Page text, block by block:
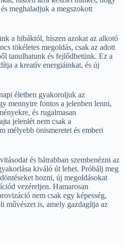
meghaladjuk a megszokott
a hibáktól, hiszen azokat az alkotó
tökéletes megoldás, csak az adott
tanulhatunk és fejlődhetünk. Ez a
a kreatív energiáinkat, és új
életben gyakoroljuk az
mennyire fontos a jelenben lenni,
és rugalmasan
jelenlét nem csak a
mélyebb önismeretet és emberi
és bátrabban szembenézni az
kiváló út lehet. Próbálj meg
hozni, új megoldásokat
vezéreljen. Hamarosan
nem csak egy képesség,
művészet is, amely gazdagítja az